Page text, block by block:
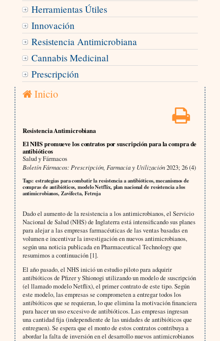
Herramientas Útiles
Innovación
Resistencia Antimicrobiana
Cannabis Medicinal
Prescripción
Inicio
Resistencia Antimicrobiana
El NHS promueve los contratos por suscripción para la compra de
antibióticos
Salud y Fármacos
Boletín Fármacos: Prescripción, Farmacia y Utilización2023; 26 (4)
Tags: estrategias para combatir la resistencia a antibióticos, mecanismos de
compras de antibióticos, modelo Netflix, plan nacional de resistencia a los
antimicrobianos, Zavifecta, Fetroja
Dado el aumento de la resistencia a los antimicrobianos, el Servicio
Nacional de Salud (NHS) de Inglaterra está intensificando sus planes
para alejar a las empresas farmacéuticas de las ventas basadas en
volumen e incentivar la investigación en nuevos antimicrobianos,
según una noticia publicada en Pharmaceutical Technology que
resumimos a continuación [1].
El año pasado, el NHS inició un estudio piloto para adquirir
antibióticos de Pfizer y Shionogi utilizando un modelo de suscripción
(el llamado modelo Netflix), el primer contrato de este tipo. Según
este modelo, las empresas se comprometen a entregar todos los
antibióticos que se requieran, lo que elimina la motivación financiera
para hacer un uso excesivo de antibióticos. Las empresas ingresan
una cantidad fija (independiente de las unidades de antibióticos que
entreguen). Se espera que el monto de estos contratos contribuya a
abordar la falta de inversión en el desarrollo nuevos antimicrobianos